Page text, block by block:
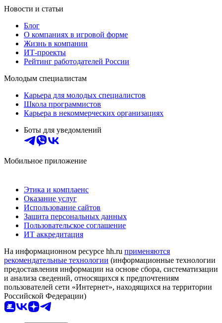
Новости и статьи
Блог
О компаниях в игровой форме
Жизнь в компании
ИТ-проекты
Рейтинг работодателей России
Молодым специалистам
Карьера для молодых специалистов
Школа программистов
Карьера в некоммерческих организациях
Боты для уведомлений
Мобильное приложение
Этика и комплаенс
Оказание услуг
Использование сайтов
Защита персональных данных
Пользовательское соглашение
ИТ аккредитация
На информационном ресурсе hh.ru применяются
рекомендательные технологии (информационные технологии
предоставления информации на основе сбора, систематизации
и анализа сведений, относящихся к предпочтениям
пользователей сети «Интернет», находящихся на территории
Российской Федерации)